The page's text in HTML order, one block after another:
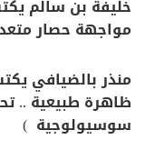
خليفة بن سالم
مواجهة حصار
منذر بالضيافي
ظاهرة طبيعية ..
سوسيولوجية )